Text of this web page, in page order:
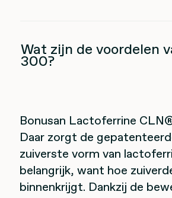
Wat zijn de voordelen
300?
Bonusan Lactoferrine
Daar zorgt de
zuiverste vorm van
belangrijk, want hoe
binnenkrijgt. Dankzij de